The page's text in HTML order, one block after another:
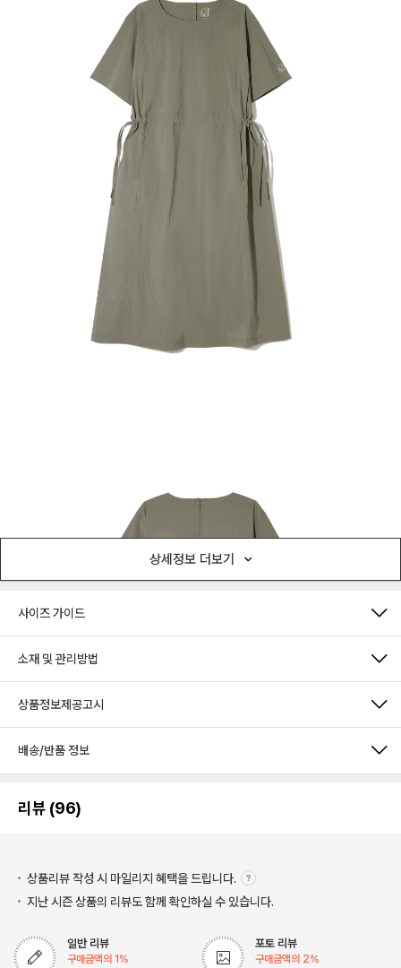
상세정보 더보기
사이즈 가이드
소재 및 관리방법
상품정보제공고시
배송/반품 정보
리뷰 (96)
상품리뷰 작성 시 마일리지 혜택을 드립니다.
지난 시즌 상품의 리뷰도 함께 확인하실 수 있습니다.
일반 리뷰
구매금액의 1 %
포토 리뷰
구매금액의 2%